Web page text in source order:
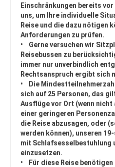
Einschränkungen bereits
uns, um Ihre individuelle
Reise und die dazu nötigen
Anforderungen zu prüfen.
• Gerne versuchen wir
Reisebussen zu
immer nur unverbindlich
Rechtsanspruch ergibt sich
• Die
sich auf 25 Personen, das
Ausflüge vor Ort (wenn nicht
einer geringeren
die Reise abzusagen, oder
werden können), unseren
mit Schlafsesselbestuhlung
einzusetzen.
• Für diese Reise benötigen